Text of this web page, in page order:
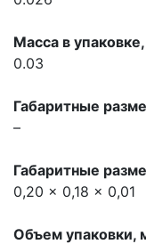
Масса в упаковке,
0.03
Габаритные
–
Габаритные
0,20 x 0,18 x 0,01
Объем упаковки,